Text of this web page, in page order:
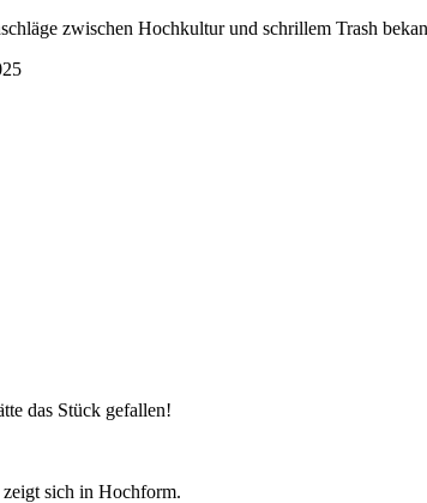
zwischen Hochkultur und schrillem Trash
das Stück gefallen!
sich in Hochform.